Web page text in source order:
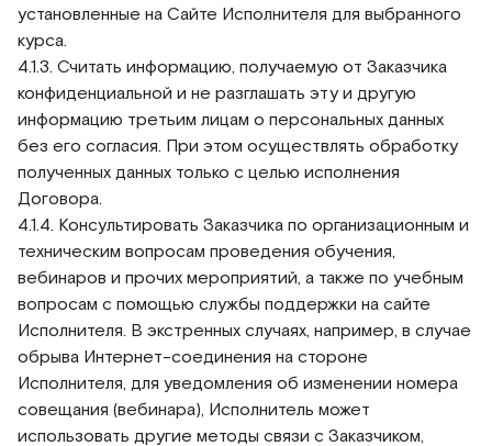
установленные на Сайте Исполнителя для выбранного
курса.
4.1.3. Считать информацию, получаемую от Заказчика
конфиденциальной и не разглашать эту и другую
информацию третьим лицам о персональных данных
без его согласия. При этом осуществлять обработку
полученных данных только с целью исполнения
Договора.
4.1.4. Консультировать Заказчика по организационным и
техническим вопросам проведения обучения,
вебинаров и прочих мероприятий, а также по учебным
вопросам с помощью службы поддержки на сайте
Исполнителя. В экстренных случаях, например, в случае
обрыва Интернет-соединения на стороне
Исполнителя, для уведомления об изменении номера
совещания (вебинара), Исполнитель может
использовать другие методы связи с Заказчиком,